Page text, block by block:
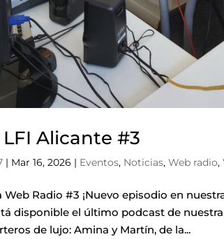
Alicante #3
| Mar 16, 2026 | Eventos, Noticias,Web radio,
Web Radio #3 ¡Nuevo episodio en
disponible el último podcast de
de lujo: Amina y Martín, de la...